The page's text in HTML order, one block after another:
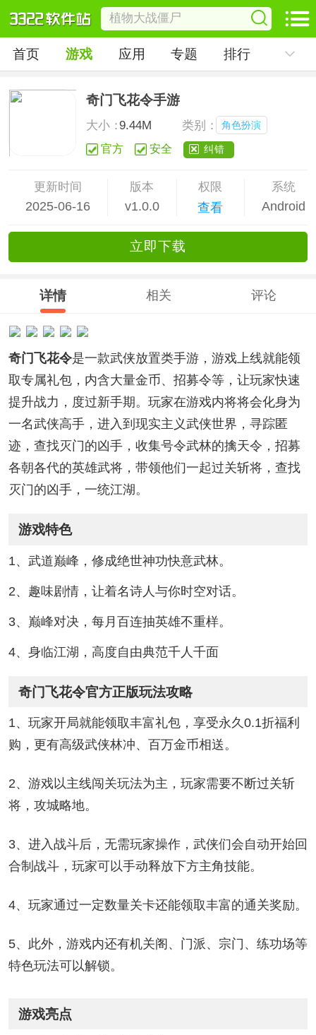
首页 游戏 应用 专题 排行
奇门飞花令手游
大小：9.44M 类别： 角色扮演
官方 安全 纠错
更新时间
2025-06-16
版本
v1.0.0
权限
查看
系统
Android
立即下载
详情 相关 评论
奇门飞花令是一款武侠放置类手游，游戏上线就能领
取专属礼包，内含大量金币、招募令等，让玩家快速
提升战力，度过新手期。玩家在游戏内将将会化身为
一名武侠高手，进入到现实主义武侠世界，寻踪匿
迹，查找灭门的凶手，收集号令武林的擒天令，招募
各朝各代的英雄武将，带领他们一起过关斩将，查找
灭门的凶手，一统江湖。
游戏特色
1、武道巅峰，修成绝世神功快意武林。
2、趣味剧情，让着名诗人与你时空对话。
3、巅峰对决，每月百连抽英雄不重样。
4、身临江湖，高度自由典范千人千面
奇门飞花令官方正版玩法攻略
1、玩家开局就能领取丰富礼包，享受永久0.1折福利
购，更有高级武侠林冲、百万金币相送。
2、游戏以主线闯关玩法为主，玩家需要不断过关斩
将，攻城略地。
3、进入战斗后，无需玩家操作，武侠们会自动开始回
合制战斗，玩家可以手动释放下方主角技能。
4、玩家通过一定数量关卡还能领取丰富的通关奖励。
5、此外，游戏内还有机关阁、门派、宗门、练功场等
特色玩法可以解锁。
游戏亮点